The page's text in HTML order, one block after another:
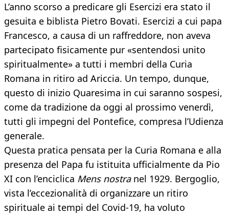
L’anno scorso a predicare gli Esercizi era stato il
gesuita e biblista Pietro Bovati. Esercizi a cui papa
Francesco, a causa di un raffreddore, non aveva
partecipato fisicamente pur «sentendosi unito
spiritualmente» a tutti i membri della Curia
Romana in ritiro ad Ariccia. Un tempo, dunque,
questo di inizio Quaresima in cui saranno sospesi,
come da tradizione da oggi al prossimo venerdì,
tutti gli impegni del Pontefice, compresa l’Udienza
generale.
Questa pratica pensata per la Curia Romana e alla
presenza del Papa fu istituita ufficialmente da Pio
XI con l’enciclica Mens nostranel 1929. Bergoglio,
vista l’eccezionalità di organizzare un ritiro
spirituale ai tempi del Covid-19, ha voluto